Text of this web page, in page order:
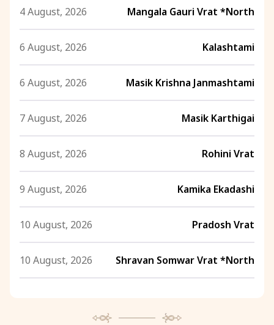
4 August, 2026 Mangala Gauri Vrat *North
6 August, 2026 Kalashtami
6 August, 2026 Masik Krishna Janmashtami
7 August, 2026 Masik Karthigai
8 August, 2026 Rohini Vrat
9 August, 2026 Kamika Ekadashi
10 August, 2026 Pradosh Vrat
10 August, 2026 Shravan Somwar Vrat *North